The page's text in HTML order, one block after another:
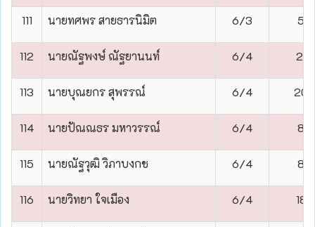
111 นายทศพร สายธารนิมิต 6/3 5
112 นายณัฐพงษ์ ณัฐยานนท์ 6/4 21
113 นายบุณยกร สุพรรณ์ 6/4 20
114 นายปัณณธร มหาวรรณ์ 6/4 8
115 นายณัฐวุฒิ วิภาบงกช 6/4 8
116 นายวิทยา ใจเมือง 6/4 18